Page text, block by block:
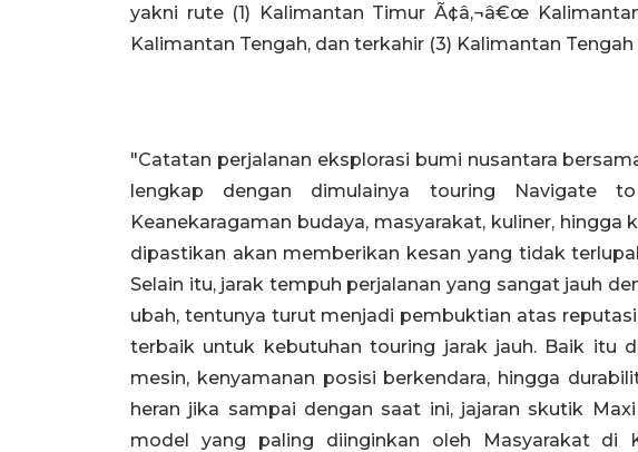
yakni rute (1) Kalimantan Timur Ã¢â‚¬â€œ
Kalimantan Tengah, dan terkahir (3) Kalimantan
"Catatan perjalanan eksplorasi bumi nusantara
lengkap dengan dimulainya touring Navigate
Keanekaragaman budaya, masyarakat, kuliner, hingga
dipastikan akan memberikan kesan yang tidak
Selain itu, jarak tempuh perjalanan yang sangat jauh
ubah, tentunya turut menjadi pembuktian atas
terbaik untuk kebutuhan touring jarak jauh. Baik itu
mesin, kenyamanan posisi berkendara, hingga
heran jika sampai dengan saat ini, jajaran skutik
model yang paling diinginkan oleh Masyarakat di